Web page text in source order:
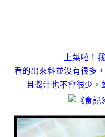
上菜啦！
看的出來料並沒有很多
且醬汁也不會很少，